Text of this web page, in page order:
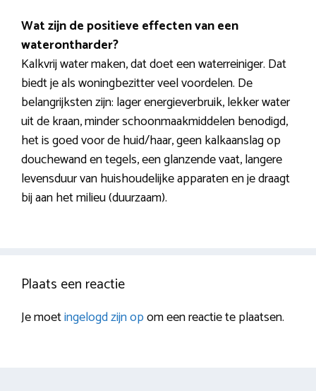
Wat zijn de positieve effecten van een
waterontharder?
Kalkvrij water maken, dat doet een waterreiniger. Dat
biedt je als woningbezitter veel voordelen. De
belangrijksten zijn: lager energieverbruik, lekker water
uit de kraan, minder schoonmaakmiddelen benodigd,
het is goed voor de huid/haar, geen kalkaanslag op
douchewand en tegels, een glanzende vaat, langere
levensduur van huishoudelijke apparaten en je draagt
bij aan het milieu (duurzaam).
Plaats een reactie
Je moetingelogd zijn opom een reactie te plaatsen.